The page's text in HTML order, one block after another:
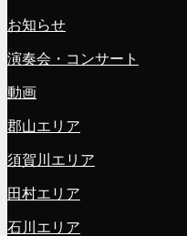
お知らせ
演奏会・コンサート
動画
郡山エリア
須賀川エリア
田村エリア
石川エリア